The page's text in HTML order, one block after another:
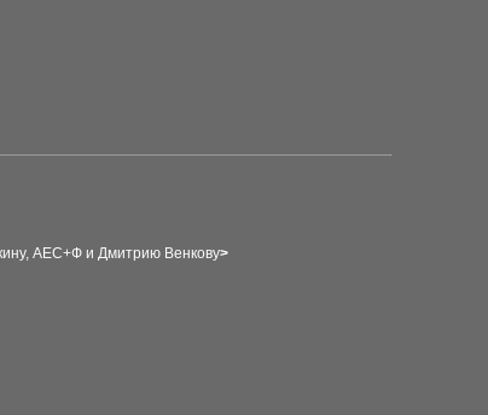
АЕС+Ф и Дмитрию Венкову>